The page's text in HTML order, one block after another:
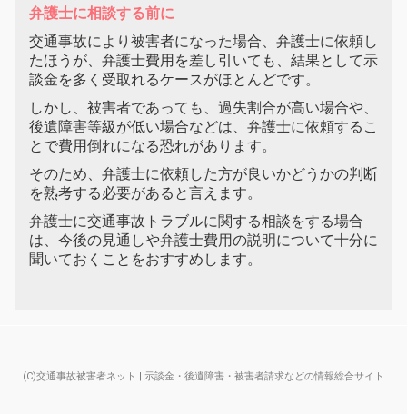
弁護士に相談する前に
交通事故により被害者になった場合、弁護士に依頼し
たほうが、弁護士費用を差し引いても、結果として示
談金を多く受取れるケースがほとんどです。
しかし、被害者であっても、過失割合が高い場合や、
後遺障害等級が低い場合などは、弁護士に依頼するこ
とで費用倒れになる恐れがあります。
そのため、弁護士に依頼した方が良いかどうかの判断
を熟考する必要があると言えます。
弁護士に交通事故トラブルに関する相談をする場合
は、今後の見通しや弁護士費用の説明について十分に
聞いておくことをおすすめします。
(C)交通事故被害者ネット | 示談金・後遺障害・被害者請求などの情報総合サイト